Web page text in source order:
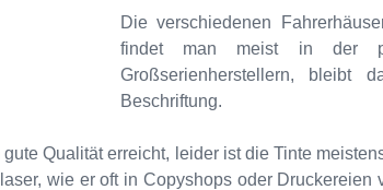
Die verschiedenen
findet man meist in der
Großserienherstellern, bleibt
Beschriftung.
Qualität erreicht, leider ist die Tinte
wie er oft in Copyshops oder